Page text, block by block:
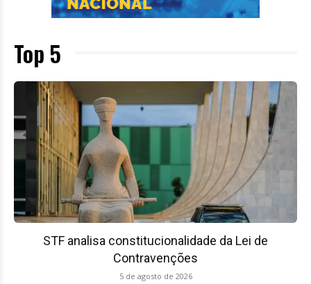
Top 5
STF analisa constitucionalidade da Lei de
Contravenções
5 de agosto de 2026